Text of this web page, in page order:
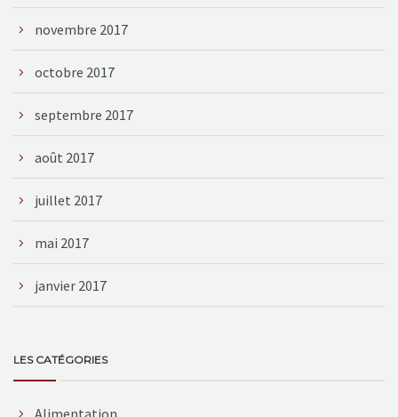
novembre 2017
octobre 2017
septembre 2017
août 2017
juillet 2017
mai 2017
janvier 2017
LES CATÉGORIES
Alimentation